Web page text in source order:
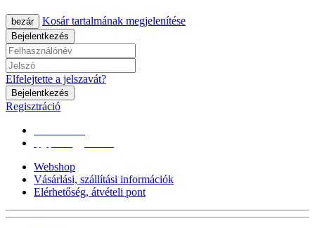
bezár Kosár tartalmának megjelenítése
Bejelentkezés
Elfelejtette a jelszavát?
Bejelentkezés
Regisztráció
Webshop
Vásárlási, szállítási információk
Elérhetőség, átvételi pont